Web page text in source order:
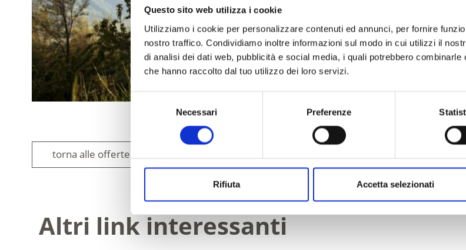
Questo sito web utilizza i cookie
Utilizziamo i cookie per personalizzare contenuti ed annunci, per fornire
nostro traffico. Condividiamo inoltre informazioni sul modo in cui utilizzi il
di analisi dei dati web, pubblicità e social media, i quali potrebbero
che hanno raccolto dal tuo utilizzo dei loro servizi.
Selezione
Necessari Preferenze
Rifiuta Accetta selezionati
torna alle offerte
Altri link interessanti